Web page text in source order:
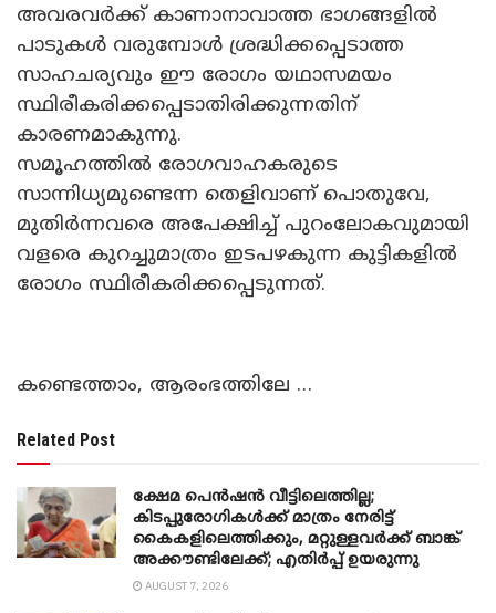
അവരവർക്ക് കാണാനാവാത്ത ഭാഗങ്ങളിൽ
പാടുകൾ വരുമ്പോൾ ശ്രദ്ധിക്കപ്പെടാത്ത
സാഹചര്യവും ഈ രോ​ഗം യഥാസമയം
സ്ഥിരീകരിക്കപ്പെടാതിരിക്കുന്നതിന്
കാരണമാകുന്നു.
സമൂഹത്തിൽ രോഗവാഹകരുടെ
സാന്നിധ്യമുണ്ടെന്ന തെളിവാണ് പൊതുവേ,
മുതിർന്നവരെ അപേക്ഷിച്ച് പുറംലോകവുമായി
വളരെ കുറച്ചുമാത്രം ഇടപഴകുന്ന കുട്ടികളിൽ
രോ​ഗം സ്ഥിരീകരിക്കപ്പെടുന്നത്.
കണ്ടെത്താം, ആരംഭത്തിലേ …
Related Post
ക്ഷേമ പെൻഷൻ വീട്ടിലെത്തില്ല;
കിടപ്പുരോഗികൾക്ക് മാത്രം നേരിട്ട്
കൈകളിലെത്തിക്കും, മറ്റുള്ളവർക്ക് ബാങ്ക്
അക്കൗണ്ടിലേക്ക്; എതിർപ്പ് ഉയരുന്നു
AUGUST 7, 2026